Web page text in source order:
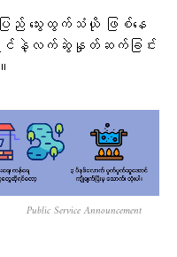
ပြည် သွေးထွက်သံယို ဖြစ်နေ
င်နဲ့လက်ဆွဲနှုတ်ဆက်ခြင်း
Public Service Announcement